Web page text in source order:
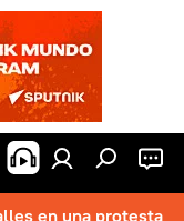
en una protesta